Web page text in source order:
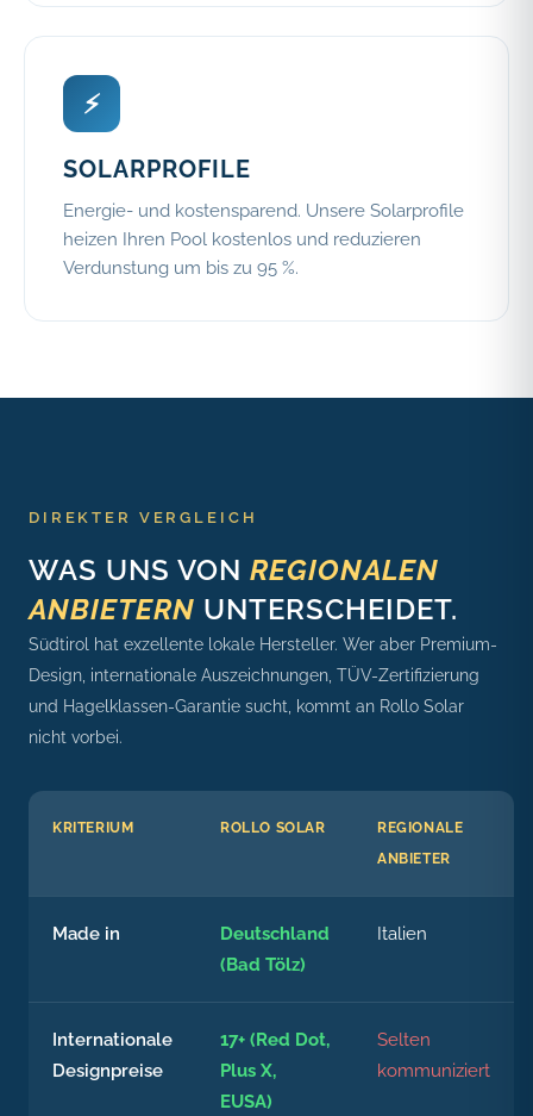
⚡
SOLARPROFILE
Energie- und kostensparend. Unsere Solarprofile
heizen Ihren Pool kostenlos und reduzieren
Verdunstung um bis zu 95 %.
DIREKTER VERGLEICH
WAS UNS VON REGIONALEN
ANBIETERN UNTERSCHEIDET.
Südtirol hat exzellente lokale Hersteller. Wer aber Premium-
Design, internationale Auszeichnungen, TÜV-Zertifizierung
und Hagelklassen-Garantie sucht, kommt an Rollo Solar
nicht vorbei.
KRITERIUM ROLLO SOLAR
REGIONALE
ANBIETER
Made in
Deutschland
(Bad Tölz)
Italien
Internationale
Designpreise
17+ (Red Dot,
Plus X,
EUSA)
Selten
kommuniziert